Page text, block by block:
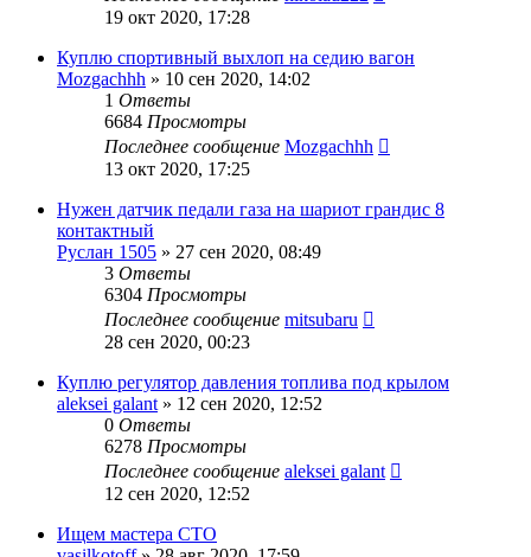
19 окт 2020, 17:28
Куплю спортивный выхлоп на седию вагон
Mozgachhh » 10 сен 2020, 14:02
1 Ответы
6684 Просмотры
Последнее сообщение Mozgachhh
13 окт 2020, 17:25
Нужен датчик педали газа на шариот грандис 8
контактный
Руслан 1505 » 27 сен 2020, 08:49
3 Ответы
6304 Просмотры
Последнее сообщение mitsubaru
28 сен 2020, 00:23
Куплю регулятор давления топлива под крылом
aleksei galant » 12 сен 2020, 12:52
0 Ответы
6278 Просмотры
Последнее сообщение aleksei galant
12 сен 2020, 12:52
Ищем мастера СТО